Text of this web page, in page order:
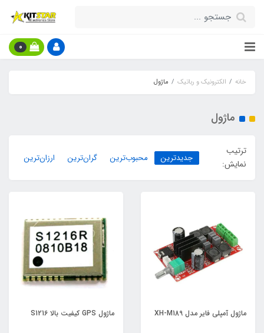
0
خانه الکترونیک و رباتیک ماژول
ماژول
ترتیب
نمایش:
جدیدترین محبوب‌ترین گران‌ترین ارزان‌ترین
ماژول آمپلی فایر مدل XH-M189 ماژول GPS کیفیت بالا S1216